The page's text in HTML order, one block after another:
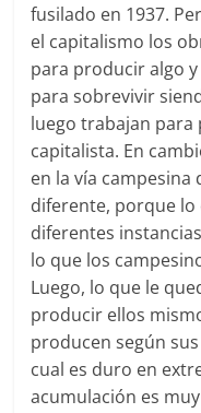
fusilado en 1937.
el capitalismo los
para producir algo
para sobrevivir
luego trabajan para
capitalista. En
en la vía
diferente, porque
diferentes
lo que los
Luego, lo que le
producir ellos
producen según
cual es duro en
acumulación es